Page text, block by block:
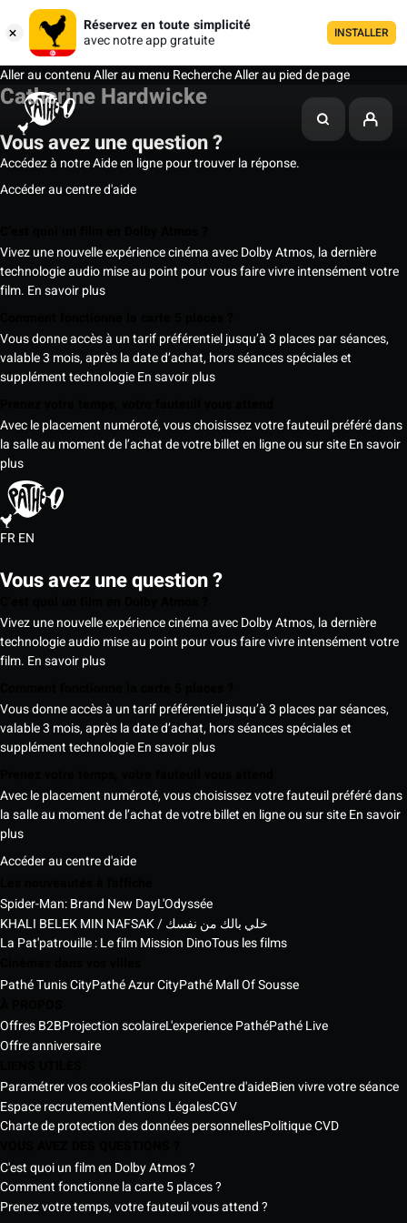
Réservez en toute simplicité
avec notre app gratuite
INSTALLER
Aller au contenuAller au menu RechercheAller au pied de page
Catherine Hardwicke
Vous avez une question ?
Accédez à notre Aide en ligne pour trouver la réponse.
Accéder au centre d'aide
Vivez une nouvelle expérience cinéma avec Dolby Atmos, la dernière
technologie audio mise au point pour vous faire vivre intensément votre
film. En savoir plus
Vous donne accès à un tarif préférentiel jusqu’à 3 places par séances,
valable 3 mois, après la date d’achat, hors séances spéciales et
supplément technologieEn savoir plus
Avec le placement numéroté, vous choisissez votre fauteuil préféré dans
la salle au moment de l’achat de votre billet en ligne ou sur siteEn savoir
plus
FREN
Vous avez une question ?
Vivez une nouvelle expérience cinéma avec Dolby Atmos, la dernière
technologie audio mise au point pour vous faire vivre intensément votre
film. En savoir plus
Vous donne accès à un tarif préférentiel jusqu’à 3 places par séances,
valable 3 mois, après la date d’achat, hors séances spéciales et
supplément technologieEn savoir plus
Avec le placement numéroté, vous choisissez votre fauteuil préféré dans
la salle au moment de l’achat de votre billet en ligne ou sur siteEn savoir
plus
Accéder au centre d'aide
Spider-Man: Brand New DayL'Odyssée
KHALI BELEK MIN NAFSAK / خلي بالك من نفسك
La Pat'patrouille : Le film Mission DinoTous les films
Pathé Tunis CityPathé Azur CityPathé Mall Of Sousse
Offres B2BProjection scolaireL'experience PathéPathé Live
Offre anniversaire
Paramétrer vos cookiesPlan du siteCentre d'aideBien vivre votre séance
Espace recrutementMentions LégalesCGV
Charte de protection des données personnellesPolitique CVD
C'est quoi un film en Dolby Atmos ?
Comment fonctionne la carte 5 places ?
Prenez votre temps, votre fauteuil vous attend ?